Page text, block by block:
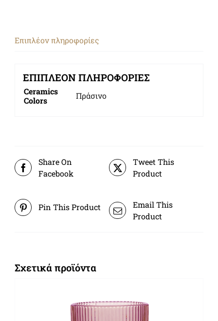
Επιπλέον πληροφορίες
ΕΠΙΠΛΈΟΝ ΠΛΗΡΟΦΟΡΊΕΣ
Ceramics
Colors
Πράσινο
Share On
Facebook
Tweet This
Product
Pin This Product
Email This
Product
Σχετικά προϊόντα